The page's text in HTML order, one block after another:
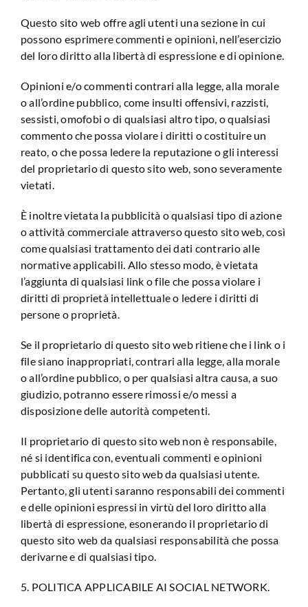
Questo sito web offre agli utenti una sezione in cui
possono esprimere commenti e opinioni, nell’esercizio
del loro diritto alla libertà di espressione e di opinione.
Opinioni e/o commenti contrari alla legge, alla morale
o all’ordine pubblico, come insulti offensivi, razzisti,
sessisti, omofobi o di qualsiasi altro tipo, o qualsiasi
commento che possa violare i diritti o costituire un
reato, o che possa ledere la reputazione o gli interessi
del proprietario di questo sito web, sono severamente
vietati.
È inoltre vietata la pubblicità o qualsiasi tipo di azione
o attività commerciale attraverso questo sito web, così
come qualsiasi trattamento dei dati contrario alle
normative applicabili. Allo stesso modo, è vietata
l’aggiunta di qualsiasi link o file che possa violare i
diritti di proprietà intellettuale o ledere i diritti di
persone o proprietà.
Se il proprietario di questo sito web ritiene che i link o i
file siano inappropriati, contrari alla legge, alla morale
o all’ordine pubblico, o per qualsiasi altra causa, a suo
giudizio, potranno essere rimossi e/o messi a
disposizione delle autorità competenti.
Il proprietario di questo sito web non è responsabile,
né si identifica con, eventuali commenti e opinioni
pubblicati su questo sito web da qualsiasi utente.
Pertanto, gli utenti saranno responsabili dei commenti
e delle opinioni espressi in virtù del loro diritto alla
libertà di espressione, esonerando il proprietario di
questo sito web da qualsiasi responsabilità che possa
derivarne e di qualsiasi tipo.
5. POLITICA APPLICABILE AI SOCIAL NETWORK.